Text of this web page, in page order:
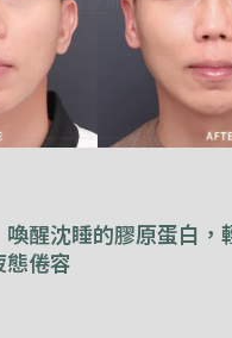
喚醒沈睡的膠原蛋白，
倦容